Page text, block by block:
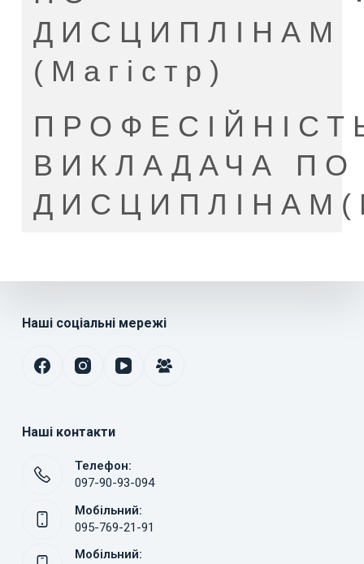
ДИСЦИПЛІНАМ
(Магістр)
ВИКЛАДАЧА ПО
Наші соціальні мережі
Наші контакти
Телефон:
097-90-93-094
Мобільний:
095-769-21-91
Мобільний: